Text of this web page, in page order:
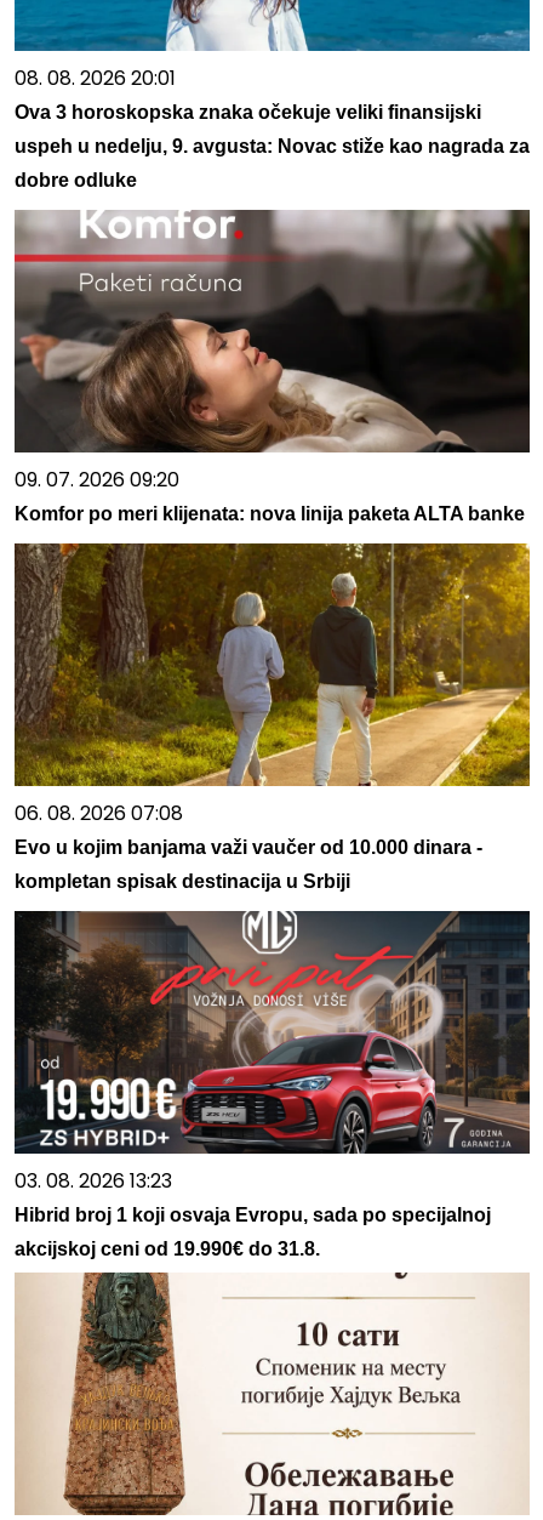
08. 08. 2026 20:01
Ova 3 horoskopska znaka očekuje veliki finansijski
uspeh u nedelju, 9. avgusta: Novac stiže kao nagrada za
dobre odluke
09. 07. 2026 09:20
Komfor po meri klijenata: nova linija paketa ALTA banke
06. 08. 2026 07:08
Evo u kojim banjama važi vaučer od 10.000 dinara -
kompletan spisak destinacija u Srbiji
03. 08. 2026 13:23
Hibrid broj 1 koji osvaja Evropu, sada po specijalnoj
akcijskoj ceni od 19.990€ do 31.8.